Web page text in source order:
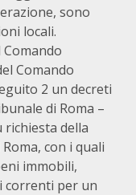
sono
locali.
Comando
2 un decreti
di Roma –
richiesta della
con i quali
immobili,
correnti per un